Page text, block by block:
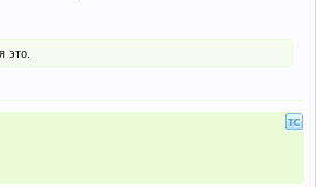
это.